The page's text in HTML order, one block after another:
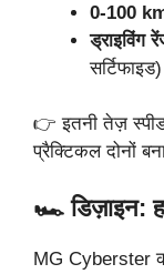
0-100
ड्राइविंग
सर्टिफाइड)
👉 इतनी तेज़
प्रैक्टिकल दोनों
🏎️ डिज़ाइन:
MG Cyberster